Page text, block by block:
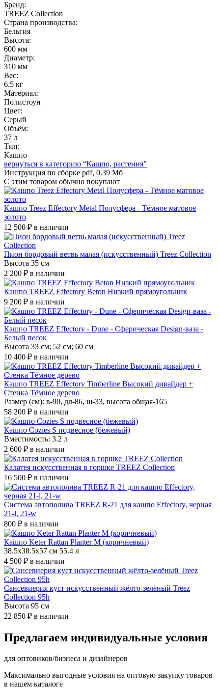
Бренд:
TREEZ Collection
Страна производства:
Бельгия
Высота:
600 мм
Диаметр:
310 мм
Вес:
6.5 кг
Материал:
Полистоун
Цвет:
Серый
Объём:
37 л
Тип:
Кашпо
вернуться в категорию “Кашпо, растения”
Инструкция по сборке pdf, 0.39 Мб
С этим товаром обычно покупают
Кашпо Treez Effectory Metal Полусфера - Тёмное матовое
золото
12 500 ₽ в наличии
Пион бордовый ветвь малая (искусственный) Treez Collection
Высота 35 см
2 200 ₽ в наличии
Кашпо TREEZ Effectory Beton Низкий прямоугольник
9 200 ₽ в наличии
Кашпо TREEZ Effectory - Dune - Сферическая Design-ваза -
Белый песок
Высота 33 см; 52 см; 60 см
10 400 ₽ в наличии
Кашпо TREEZ Effectory Timberline Высокий дивайдер +
Стенка Тёмное дерево
Размер (см): в-90, дл-86, ш-33, высота общая-165
58 200 ₽ в наличии
Кашпо Cozies S подвесное (бежевый)
Вместимость: 3.2 л
2 600 ₽ в наличии
Калатея искусственная в горшке TREEZ Collection
16 500 ₽ в наличии
Система автополива TREEZ R-21 для кашпо Effectory, черная
21-l, 21-w
800 ₽ в наличии
Кашпо Keter Rattan Planter M (коричневый)
38.5x38.5x57 см 55.4 л
4 500 ₽ в наличии
Сансевиерия куст искусственный жёлто-зелёный Treez
Collection 95h
Высота 95 см
22 850 ₽ в наличии
Предлагаем индивидуальные условия
для оптовиков/бизнеса и дизайнеров
Максимально выгодные условия на оптовую закупку товаров
в нашем каталоге